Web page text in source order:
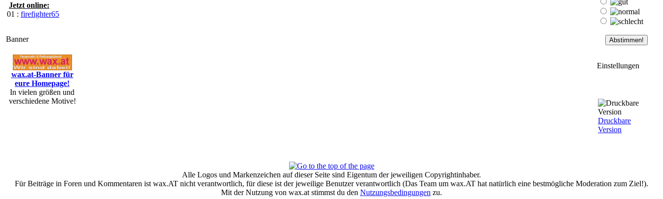
Jetzt online:
01 : firefighter65
Banner
wax.at-Banner für
eure Homepage!
In vielen größen und
verschiedene Motive!
Einstellungen
Druckbare
Version
Alle Logos und Markenzeichen auf dieser Seite sind Eigentum der jeweiligen Copyrightinhaber.
Für Beiträge in Foren und Kommentaren ist wax.AT nicht verantwortlich, für diese ist der jeweilige Benutzer verantwortlich (Das Team um wax.AT hat natürlich eine bestmögliche Moderation zum Ziel!).
Mit der Nutzung von wax.at stimmst du den Nutzungsbedingungen zu.